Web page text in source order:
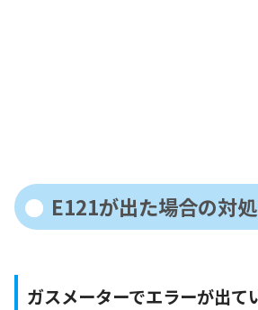
E121が出た場合の対
ガスメーターでエラーが出て